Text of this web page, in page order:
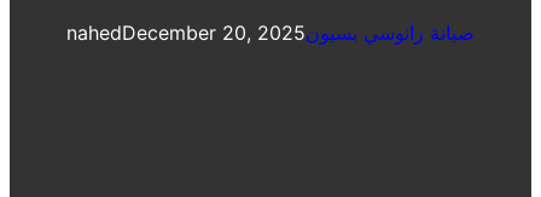
nahedDecember 20, 2025صيانة زانوسي بسيون